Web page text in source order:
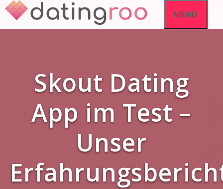
Skip
content
MENU
Skout Dating
App im Test –
Unser